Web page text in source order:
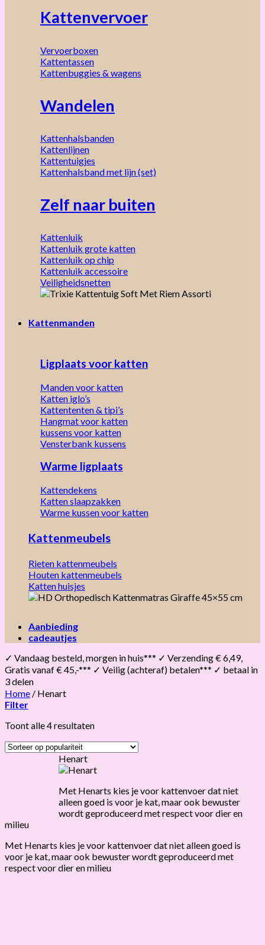
Kattenvervoer
Vervoerboxen
Kattentassen
Kattenbuggies & wagens
Wandelen
Kattenhalsbanden
Kattenlijnen
Kattentuigjes
Kattenhalsband met lijn (set)
Zelf naar buiten
Kattenluik
Kattenluik grote katten
Kattenluik op chip
Kattenluik accessoire
Veiligheidsnetten
Kattenmanden
Ligplaats voor katten
Manden voor katten
Katten iglo’s
Kattententen & tipi’s
Hangmat voor katten
kussens voor katten
Vensterbank kussens
Warme ligplaats
Kattendekens
Katten slaapzakken
Warme kussen voor katten
Kattenmeubels
Rieten kattenmeubels
Houten kattenmeubels
Katten huisjes
Aanbieding
cadeautjes
✓ Vandaag besteld, morgen in huis*** ✓ Verzending € 6,49,
Gratis vanaf € 45,-*** ✓ Veilig (achteraf) betalen*** ✓ betaal in
3 delen
Home / Henart
Filter
Toont alle 4 resultatenGesorteerd
populariteit
Henart
Met Henarts kies je voor kattenvoer dat niet
alleen goed is voor je kat, maar ook bewuster
wordt geproduceerd met respect voor dier en
milieu
Met Henarts kies je voor kattenvoer dat niet alleen goed is
voor je kat, maar ook bewuster wordt geproduceerd met
respect voor dier en milieu